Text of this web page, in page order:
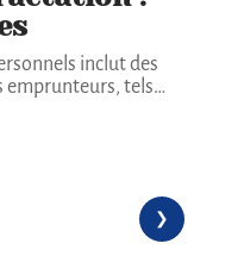
inclut des
emprunteurs, tels…